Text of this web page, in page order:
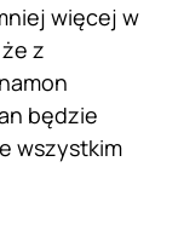
więcej w
z
będzie
wszystkim